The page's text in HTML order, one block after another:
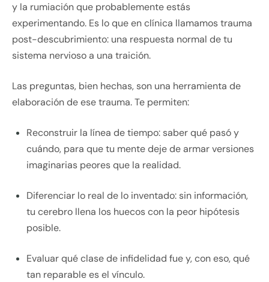
y la rumiación que probablemente estás
experimentando. Es lo que en clínica llamamos trauma
post-descubrimiento: una respuesta normal de tu
sistema nervioso a una traición.
Las preguntas, bien hechas, son una herramienta de
elaboración de ese trauma. Te permiten:
Reconstruir la línea de tiempo: saber qué pasó y
cuándo, para que tu mente deje de armar versiones
imaginarias peores que la realidad.
Diferenciar lo real de lo inventado: sin información,
tu cerebro llena los huecos con la peor hipótesis
posible.
Evaluar qué clase de infidelidad fue y, con eso, qué
tan reparable es el vínculo.